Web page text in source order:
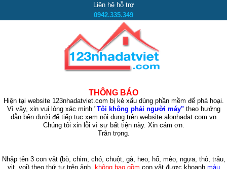
Liên hệ hỗ trợ
0942.335.349
THÔNG BÁO
Hiện tại website 123nhadatviet.com bị kẻ xấu dùng phần mềm để phá hoại.
Vì vậy, xin vui lòng xác minh "Tôi không phải người máy"theo hướng
dẫn bên dưới để tiếp tục xem nội dung trên website alonhadat.com.vn
Chúng tôi xin lỗi vì sự bất tiện này. Xin cám ơn.
Trân trọng.
Nhập tên 3 con vật (bò, chim, chó, chuột, gà, heo, hổ, mèo, ngựa, thỏ, trâu,
vịt, voi)theo thứ tự trên ảnh, không bao gồm con vật được khoanh màu